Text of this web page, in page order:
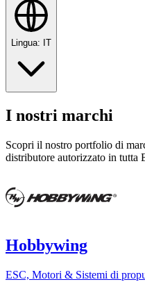
Lingua: IT
I nostri marchi
Scopri il nostro portfolio di
distributore autorizzato in tutta
Hobbywing
ESC, Motori & Sistemi di